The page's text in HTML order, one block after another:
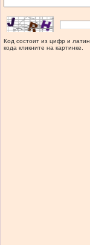
Код состоит из цифр и
кода кликните на картинке.